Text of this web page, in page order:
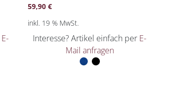
E-
59,90 €
inkl. 19 % MwSt.
Interesse? Artikel einfach per E-
Mail anfragen